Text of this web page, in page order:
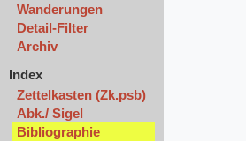
Wanderungen
Detail-Filter
Archiv
Index
Zettelkasten (Zk.psb)
Abk./ Sigel
Bibliographie